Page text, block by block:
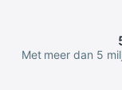
Met meer dan 5